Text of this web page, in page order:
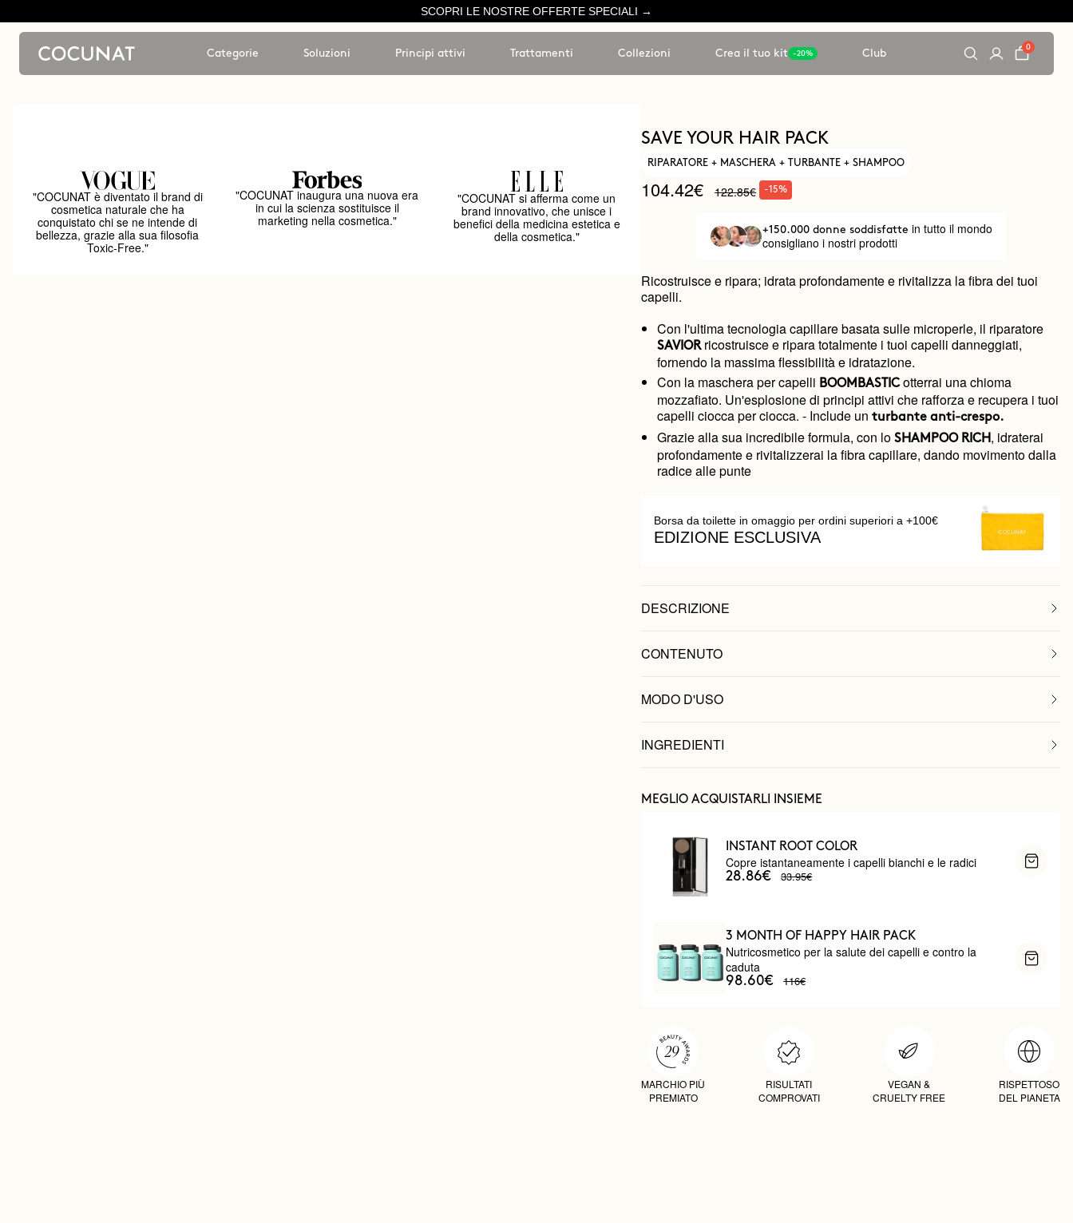
SCOPRI LE NOSTRE OFFERTE SPECIALI →
Categorie Soluzioni Principi attivi Trattamenti Collezioni Crea il tuo kit -20% Club
0
"COCUNAT è diventato il brand di
cosmetica naturale che ha
conquistato chi se ne intende di
bellezza, grazie alla sua filosofia
Toxic-Free."
"COCUNAT inaugura una nuova era
in cui la scienza sostituisce il
marketing nella cosmetica."
"COCUNAT si afferma come un
brand innovativo, che unisce i
benefici della medicina estetica e
della cosmetica."
SAVE YOUR HAIR PACK
RIPARATORE + MASCHERA + TURBANTE + SHAMPOO
104.42€ 122.85€ -15%
+150.000 donne soddisfatte in tutto il mondo
consigliano i nostri prodotti
Ricostruisce e ripara; idrata profondamente e rivitalizza la fibra dei tuoi
capelli.
Con l'ultima tecnologia capillare basata sulle microperle, il riparatore
SAVIORricostruisce e ripara totalmente i tuoi capelli danneggiati,
fornendo la massima flessibilità e idratazione.
Con la maschera per capelli BOOMBASTICotterrai una chioma
mozzafiato. Un'esplosione di principi attivi che rafforza e recupera i tuoi
capelli ciocca per ciocca. - Include unturbante anti-crespo.
Grazie alla sua incredibile formula, con loSHAMPOO RICH , idraterai
profondamente e rivitalizzerai la fibra capillare, dando movimento dalla
radice alle punte
Borsa da toilette in omaggio per ordini superiori a +100€
EDIZIONE ESCLUSIVA
DESCRIZIONE
CONTENUTO
MODO D'USO
INGREDIENTI
MEGLIO ACQUISTARLI INSIEME
INSTANT ROOT COLOR
Copre istantaneamente i capelli bianchi e le radici
28.86€ 33.95€
3 MONTH OF HAPPY HAIR PACK
Nutricosmetico per la salute dei capelli e contro la
caduta
98.60€ 116€
MARCHIO PIÙ
PREMIATO
RISULTATI
COMPROVATI
VEGAN &
CRUELTY FREE
RISPETTOSO
DEL PIANETA